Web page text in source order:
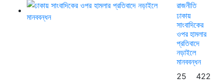
রাজনীতি
ঢাকায়
সাংবাদিকের
ওপর হামলার
প্রতিবাদে
নড়াইলে
মানববন্ধন
25
422